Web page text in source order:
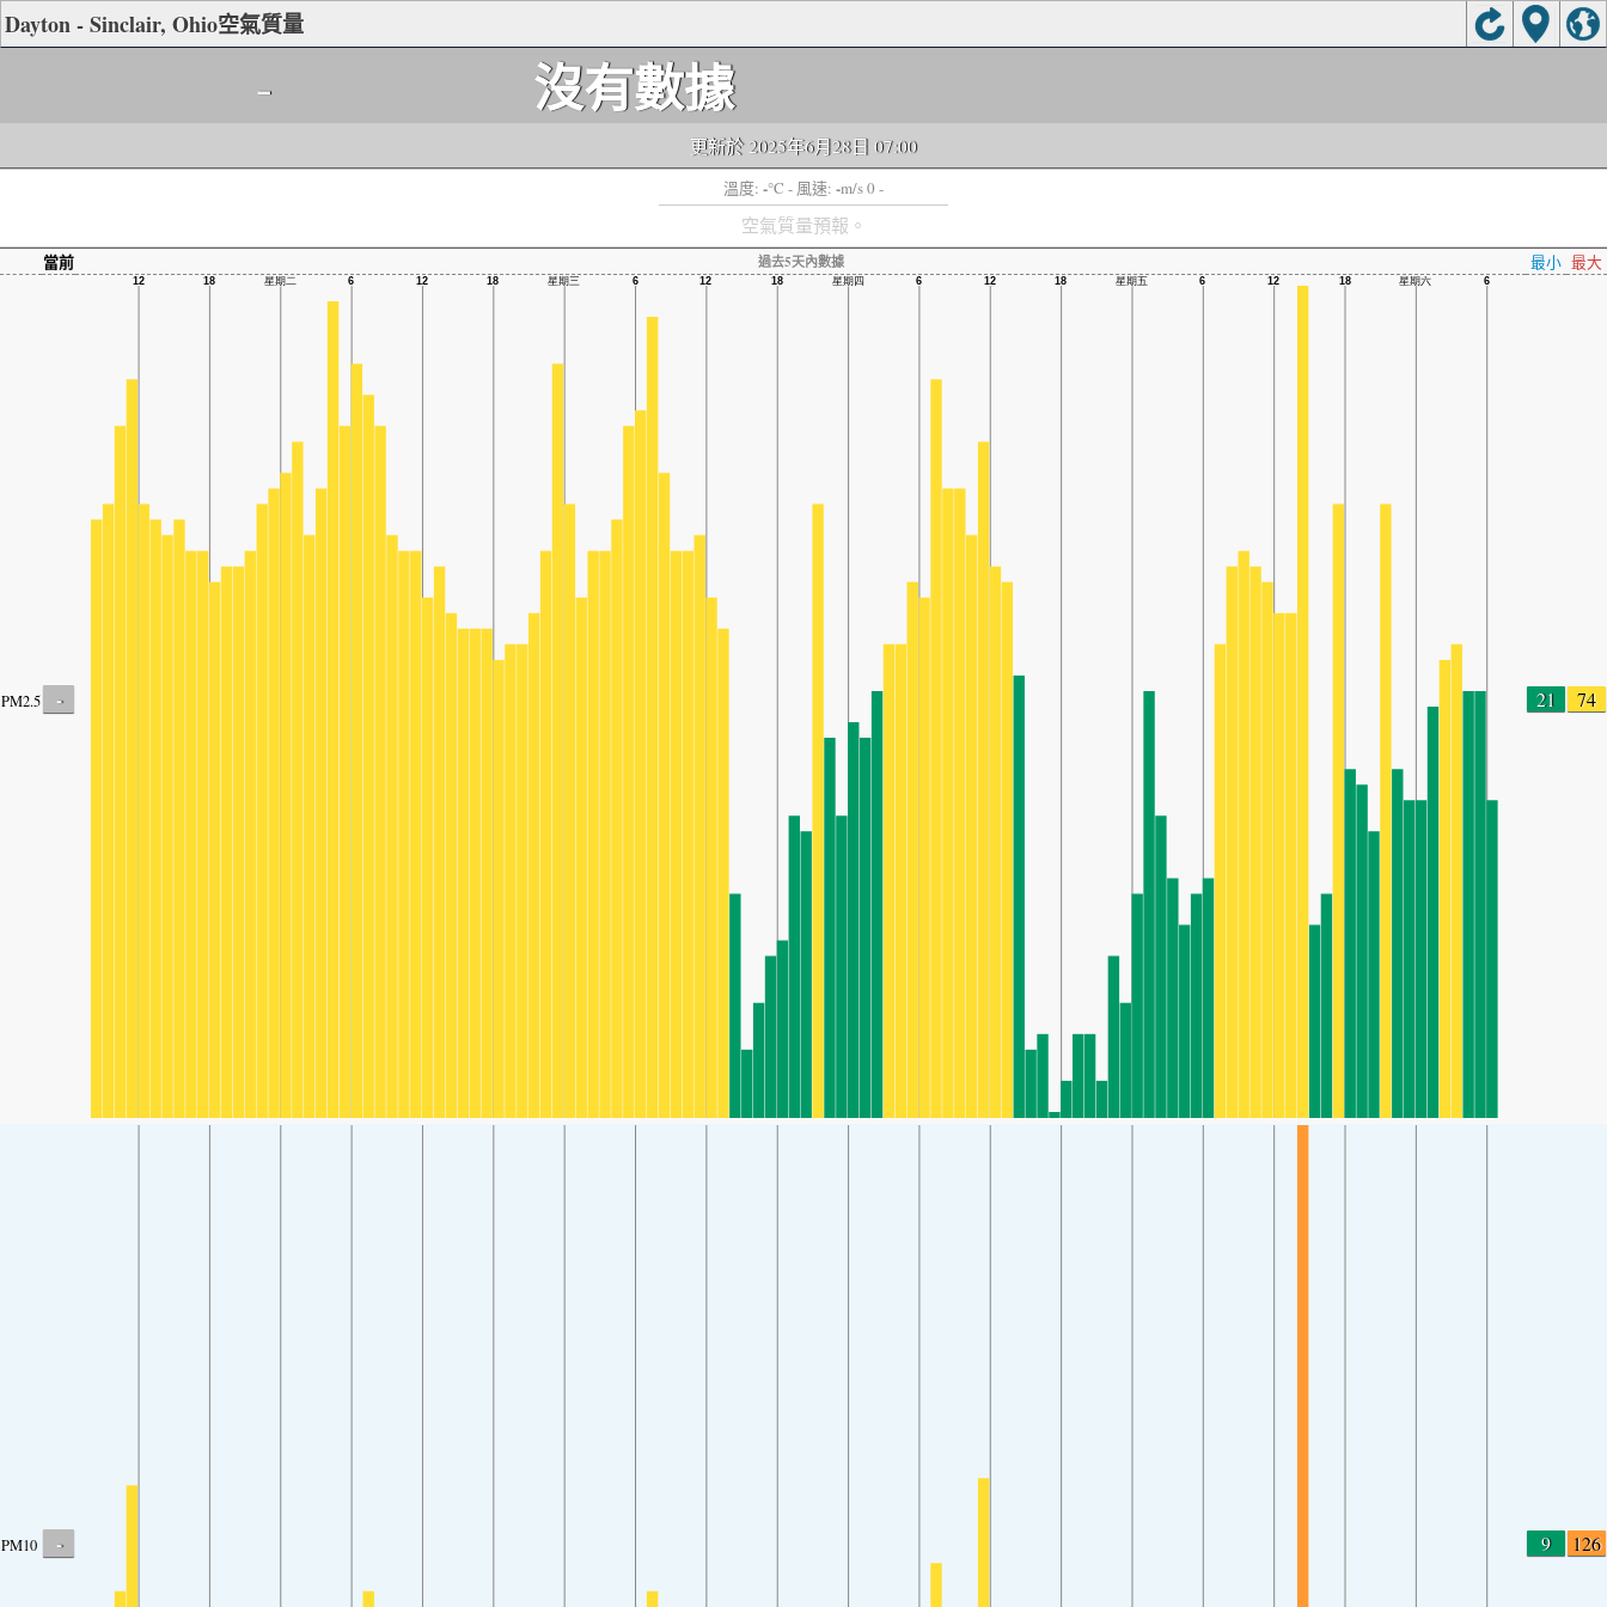
Dayton - Sinclair, Ohio空氣質量
- 沒有數據
更新於 2025年6月28日 07:00
溫度: -°C - 風速: -m/s 0 -
空氣質量預報。
當前 過去5天內數據 最小 最大
PM2.5 - 21 74
PM10 - 9 126